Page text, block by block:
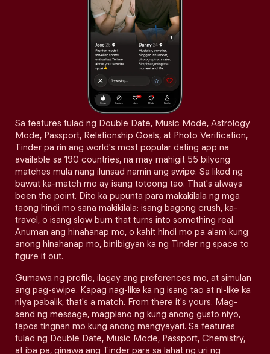
Sa features tulad ng Double Date, Music Mode, Astrology
Mode, Passport, Relationship Goals, at Photo Verification,
Tinder pa rin ang world's most popular dating app na
available sa 190 countries, na may mahigit 55 bilyong
matches mula nang ilunsad namin ang swipe. Sa likod ng
bawat ka-match mo ay isang totoong tao. That's always
been the point. Dito ka pupunta para makakilala ng mga
taong hindi mo sana makikilala: isang bagong crush, ka-
travel, o isang slow burn that turns into something real.
Anuman ang hinahanap mo, o kahit hindi mo pa alam kung
anong hinahanap mo, binibigyan ka ng Tinder ng space to
figure it out.
Gumawa ng profile, ilagay ang preferences mo, at simulan
ang pag-swipe. Kapag nag-like ka ng isang tao at ni-like ka
niya pabalik, that's a match. From there it's yours. Mag-
send ng message, magplano ng kung anong gusto niyo,
tapos tingnan mo kung anong mangyayari. Sa features
tulad ng Double Date, Music Mode, Passport, Chemistry,
at iba pa, ginawa ang Tinder para sa lahat ng uri ng